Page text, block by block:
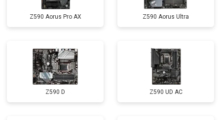
Z590 Aorus Pro AX Z590 Aorus Ultra
Z590 D Z590 UD AC